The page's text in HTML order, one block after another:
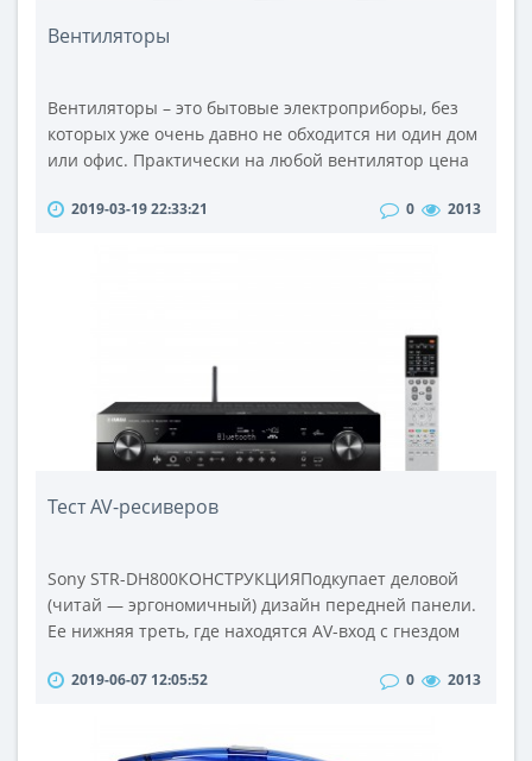
Вентиляторы
Вентиляторы – это бытовые электроприборы, без
которых уже очень давно не обходится ни один дом
или офис. Практически на любой вентилятор цена
преувеличением сказать, что купить вентилятор
2019-03-19 22:33:21 0 2013
Тест AV-ресиверов
Sony STR-DH800КОНСТРУКЦИЯПодкупает деловой
(читай — эргономичный) дизайн передней панели.
Ее нижняя треть, где находятся AV-вход с гнездом
автокалибровки, а также выход на наушники,
2019-06-07 12:05:52 0 2013